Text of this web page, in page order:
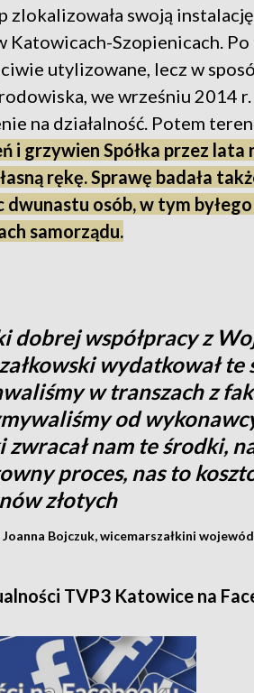
zlokalizowała swoją
Katowicach-Szopienicach.
utylizowane, lecz w
we wrześniu 2014 r.
na działalność. Potem teren
i grzywien Spółka przez lata
rękę. Sprawę badała
dwunastu osób, w tym
samorządu.
dobrej współpracy z
wydatkował
w transzach z
od
zwracał nam te środki,
proces, nas to
złotych
Joanna Bojczuk, wicemarszałkini
TVP3 Katowice na